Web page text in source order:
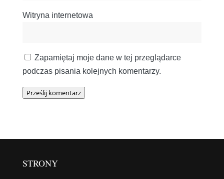
Witryna internetowa
Zapamiętaj moje dane w tej przeglądarce
podczas pisania kolejnych komentarzy.
Prześlij komentarz
STRONY